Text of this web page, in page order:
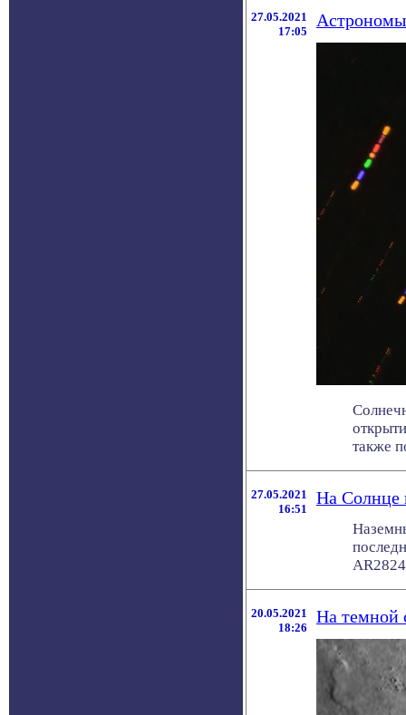
27.05.2021
17:05
также
27.05.2021
16:51
На Солнце
20.05.2021
18:26
На темной